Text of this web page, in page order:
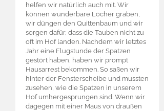
helfen wir natürlich auch mit. Wir
können wunderbare Löcher graben,
wir düngen den Quittenbaum und wir
sorgen dafür, dass die Tauben nicht zu
oft im Hof landen. Nachdem wir letztes
Jahr eine Flugstunde der Spatzen
gestört haben, haben wir prompt
Hausarrest bekommen. So saßen wir
hinter der Fensterscheibe und mussten
zusehen, wie die Spatzen in unserem
Hof umhergesprungen sind. Wenn wir
dagegen mit einer Maus von draußen